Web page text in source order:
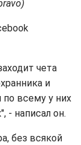
чета
и
по всему у них
- написал он.
без всякой